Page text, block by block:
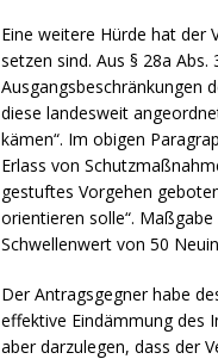
Eine weitere Hürde hat der
setzen sind. Aus § 28a
Ausgangsbeschränkungen
diese landesweit
kämen“. Im obigen
Erlass von
gestuftes Vorgehen
orientieren solle“.
Schwellenwert von 50
Der Antragsgegner habe
effektive Eindämmung des
aber darzulegen, dass der